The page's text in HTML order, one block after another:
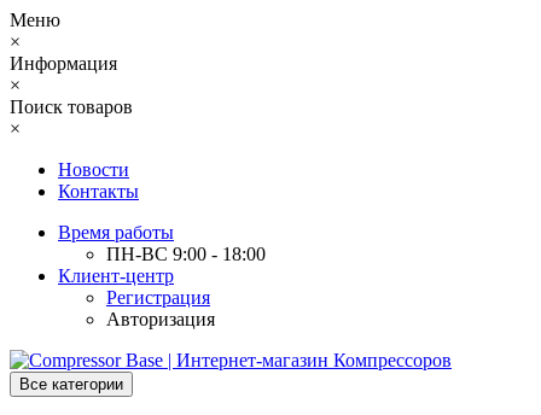
Меню
×
Информация
×
Поиск товаров
×
Новости
Контакты
Время работы
ПН-ВС 9:00 - 18:00
Клиент-центр
Регистрация
Авторизация
Все категории